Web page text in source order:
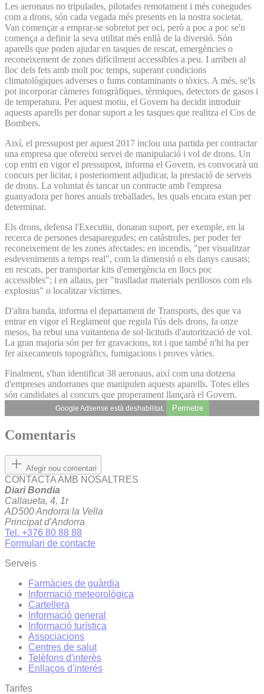
Les aeronaus no tripulades, pilotades remotament i més conegudes
com a drons, són cada vegada més presents en la nostra societat.
Van començar a emprar-se sobretot per oci, però a poc a poc se'n
comença a definir la seva utilitat més enllà de la diversió. Són
aparells que poden ajudar en tasques de rescat, emergències o
reconeixement de zones difícilment accessibles a peu. I arriben al
lloc dels fets amb molt poc temps, superant condicions
climatològiques adverses o fums contaminants o tòxics. A més, se'ls
pot incorporar càmeres fotogràfiques, tèrmiques, detectors de gasos i
de temperatura. Per aquest motiu, el Govern ha decidit introduir
aquests aparells per donar suport a les tasques que realitza el Cos de
Bombers.
Així, el pressupost per aquest 2017 inclou una partida per contractar
una empresa que ofereixi servei de manipulació i vol de drons. Un
cop entri en vigor el pressupost, informa el Govern, es convocarà un
concurs per licitar, i posteriorment adjudicar, la prestació de serveis
de drons. La voluntat és tancar un contracte amb l'empresa
guanyadora per hores anuals treballades, les quals encara estan per
determinar.
Els drons, defensa l'Executiu, donaran suport, per exemple, en la
recerca de persones desaparegudes; en catàstrofes, per poder fer
reconeixement de les zones afectades; en incendis, "per visualitzar
esdeveniments a temps real", com la dimensió o els danys causats;
en rescats, per transportar kits d'emergència en llocs poc
accessibles"; i en allaus, per "traslladar materials perillosos com els
explosius" o localitzar víctimes.
D'altra banda, informa el departament de Transports, des que va
entrar en vigor el Reglament que regula l'ús dels drons, fa onze
mesos, ha rebut una vuitantena de sol·licituds d'autorització de vol.
La gran majoria són per fer gravacions, tot i que també n'hi ha per
fer aixecaments topogràfics, fumigacions i proves vàries.
Finalment, s'han identificat 38 aeronaus, així com una dotzena
d'empreses andorranes que manipulen aquests aparells. Totes elles
són candidates al concurs que properament llançarà el Govern.
Google Adsense està deshabilitat. Permetre
Comentaris
Afegir nou comentari
CONTACTA AMB NOSALTRES
Diari Bondia
Callaueta, 4, 1r
AD500 Andorra la Vella
Principat d'Andorra
Tel. +376 80 88 88
Formulari de contacte
Serveis
Farmàcies de guàrdia
Informació meteorològica
Cartellera
Informació general
Informació turística
Associacions
Centres de salut
Telèfons d'interès
Enllaços d'interés
Tarifes